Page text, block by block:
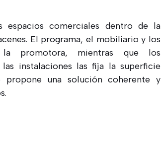
espacios comerciales dentro de la
El programa, el mobiliario y los
promotora, mientras que los
instalaciones las fija la superficie
propone una solución coherente y